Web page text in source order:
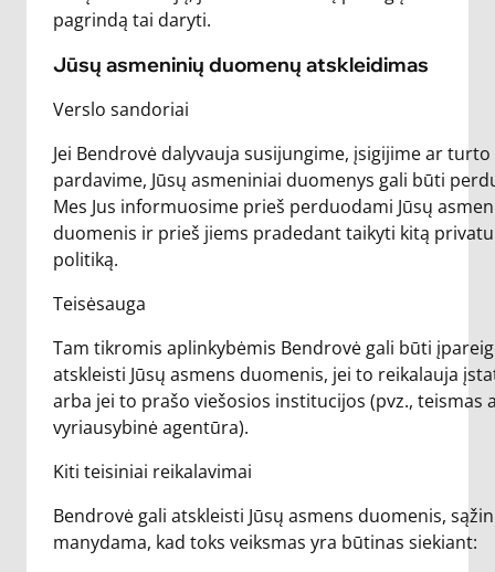
pagrindą tai daryti.
Jūsų asmeninių duomenų atskleidimas
Verslo sandoriai
Jei Bendrovė dalyvauja susijungime, įsigijime ar turto
pardavime, Jūsų asmeniniai duomenys gali būti
Mes Jus informuosime prieš perduodami Jūsų
duomenis ir prieš jiems pradedant taikyti kitą
politiką.
Teisėsauga
Tam tikromis aplinkybėmis Bendrovė gali būti
atskleisti Jūsų asmens duomenis, jei to reikalauja
arba jei to prašo viešosios institucijos (pvz., teismas
vyriausybinė agentūra).
Kiti teisiniai reikalavimai
Bendrovė gali atskleisti Jūsų asmens duomenis,
manydama, kad toks veiksmas yra būtinas siekiant: